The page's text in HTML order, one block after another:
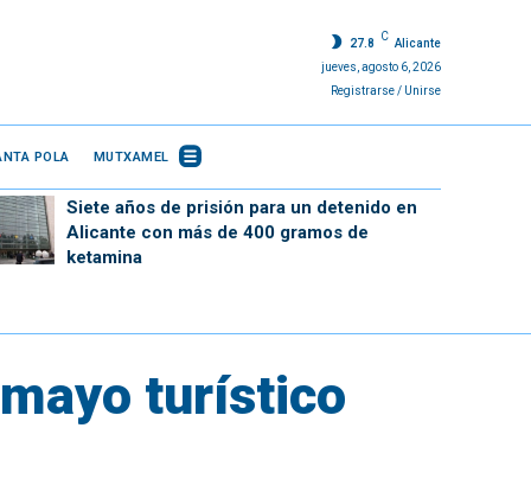
27.8
C
Alicante
jueves, agosto 6, 2026
Registrarse / Unirse
POLA MUTXAMEL
Siete años de prisión para un detenido en
Alicante con más de 400 gramos de
ketamina
turístico